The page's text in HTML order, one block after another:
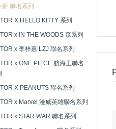
新 聯名系列
X HELLO KITTY 系列
x IN THE WOODS 森系列
x 李梓嘉 LZJ 聯名系列
x ONE PIECE 航海王聯名
X PEANUTS 聯名系列
x Marvel 漫威英雄聯名系列
x STAR WAR 聯名系列